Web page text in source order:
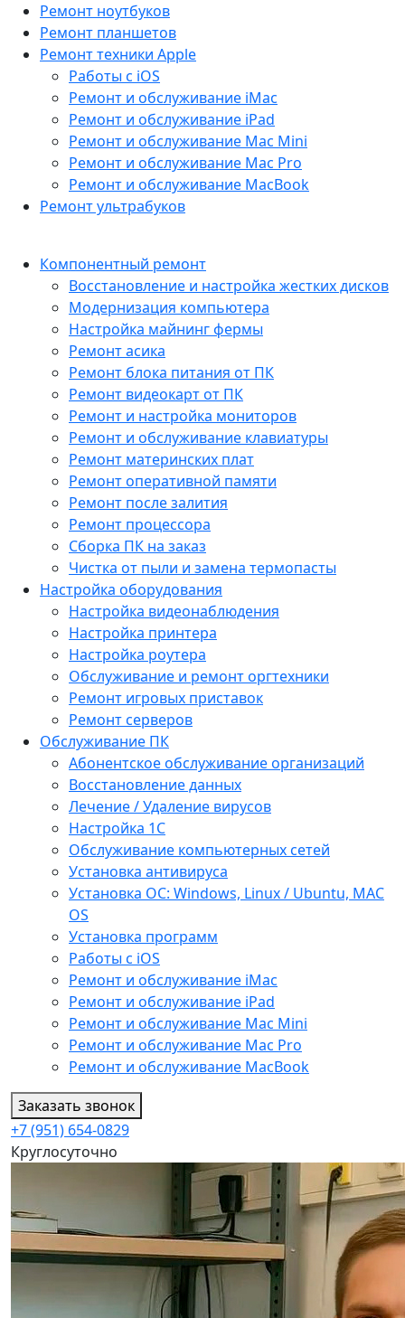
Ремонт ноутбуков
Ремонт планшетов
Ремонт техники Apple
Работы с iOS
Ремонт и обслуживание iMac
Ремонт и обслуживание iPad
Ремонт и обслуживание Mac Mini
Ремонт и обслуживание Mac Pro
Ремонт и обслуживание MacBook
Ремонт ультрабуков
Компонентный ремонт
Восстановление и настройка жестких дисков
Модернизация компьютера
Настройка майнинг фермы
Ремонт асика
Ремонт блока питания от ПК
Ремонт видеокарт от ПК
Ремонт и настройка мониторов
Ремонт и обслуживание клавиатуры
Ремонт материнских плат
Ремонт оперативной памяти
Ремонт после залития
Ремонт процессора
Сборка ПК на заказ
Чистка от пыли и замена термопасты
Настройка оборудования
Настройка видеонаблюдения
Настройка принтера
Настройка роутера
Обслуживание и ремонт оргтехники
Ремонт игровых приставок
Ремонт серверов
Обслуживание ПК
Абонентское обслуживание организаций
Восстановление данных
Лечение / Удаление вирусов
Настройка 1С
Обслуживание компьютерных сетей
Установка антивируса
Установка ОС: Windows, Linux / Ubuntu, МАС
OS
Установка программ
Работы с iOS
Ремонт и обслуживание iMac
Ремонт и обслуживание iPad
Ремонт и обслуживание Mac Mini
Ремонт и обслуживание Mac Pro
Ремонт и обслуживание MacBook
Заказать звонок
+7 (951) 654-0829
Круглосуточно